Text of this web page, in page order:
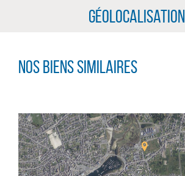
Géolocalisation
Nos biens similaires